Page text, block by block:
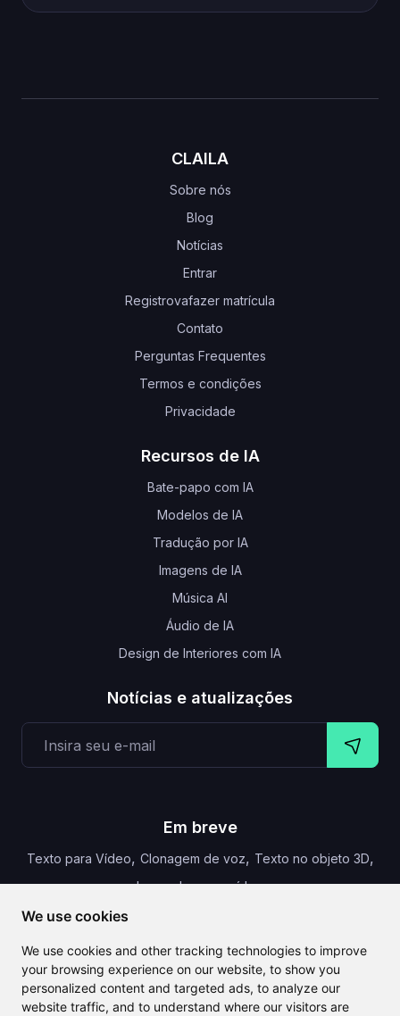
We use cookies
We use cookies and other tracking technologies to improve
your browsing experience on our website, to show you
personalized content and targeted ads, to analyze our
website traffic, and to understand where our visitors are
CLAILA
Sobre nós
Blog
Notícias
Entrar
Registrovafazer matrícula
Contato
Perguntas Frequentes
Termos e condições
Privacidade
Recursos de IA
Bate-papo com IA
Modelos de IA
Tradução por IA
Imagens de IA
Música AI
Áudio de IA
Design de Interiores com IA
Notícias e atualizações
Em breve
Texto para Vídeo, Clonagem de voz, Texto no objeto 3D,
Legendas para vídeo
CLAILA combina todas as melhores funcionalidades de IA
disponíveis globalmente